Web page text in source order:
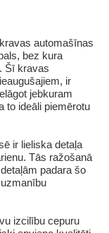
automašīnas
bez kura
Šī kravas
ir
jebkuram
to ideāli piemērotu
ir lieliska detaļa
Tās ražošanā
padara šo
izcilību cepuru